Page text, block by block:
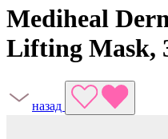
Mediheal
Lifting Mask,
назад